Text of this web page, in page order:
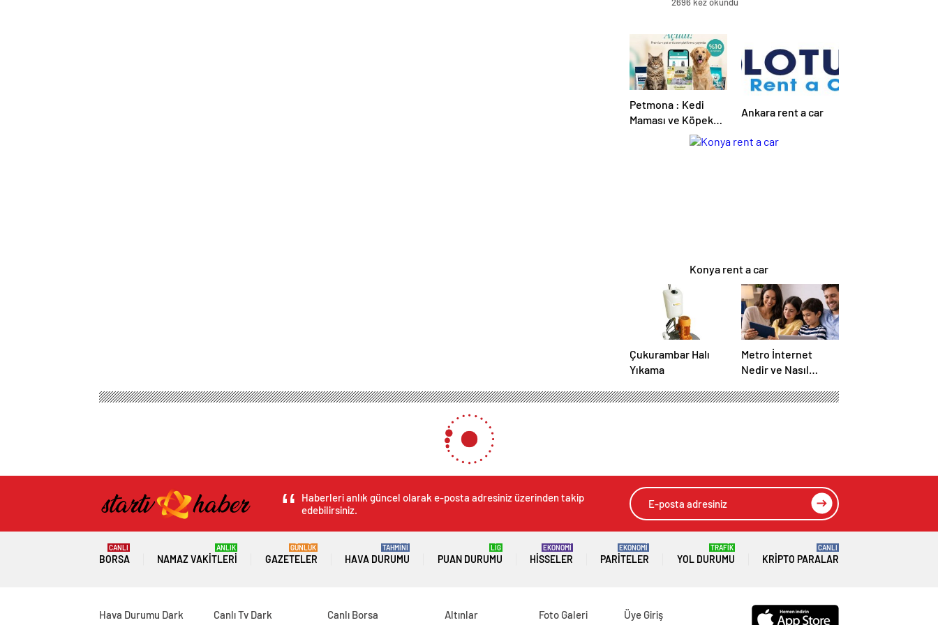
2696 kez okundu
Petmona : Kedi
Maması ve Köpek
Maması İle Tüm
Ankara rent a car
Konya rent a car
Çukurambar Halı
Yıkama
Metro İnternet
Nedir ve Nasıl
Haberleri anlık güncel olarak e-posta adresiniz üzerinden takip
edebilirsiniz.
BORSA
CANLI
NAMAZ VAKITLERI
ANLIK
GAZETELER
GÜNLÜK
HAVA DURUMU
TAHMİNİ
PUAN DURUMU
LİG
HISSELER
EKONOMİ
PARITELER
EKONOMİ
YOL DURUMU
TRAFİK
KRIPTO PARALAR
CANLI
Hava Durumu Dark Canlı Tv Dark Canlı Borsa Altınlar Foto Galeri Üye Giriş